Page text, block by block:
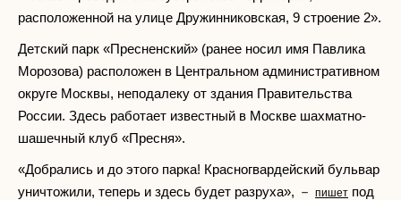
расположенной на улице Дружинниковская, 9 строение 2».
Детский парк «Пресненский» (ранее носил имя Павлика
Морозова) расположен в Центральном административном
округе Москвы, неподалеку от здания Правительства
России. Здесь работает известный в Москве шахматно-
шашечный клуб «Пресня».
«Добрались и до этого парка! Красногвардейский бульвар
уничтожили, теперь и здесь будет разруха», － пишет под